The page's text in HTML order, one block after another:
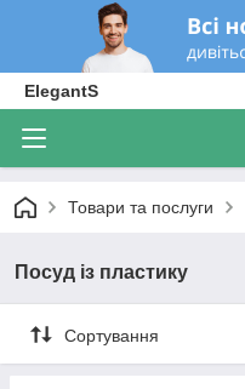
ElegantS
Товари та послуги
Посуд із пластику
Сортування